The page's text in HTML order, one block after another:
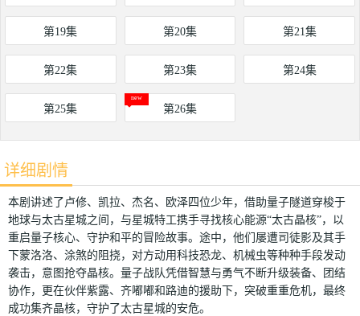
第19集 第20集 第21集
第22集 第23集 第24集
第25集 第26集
详细剧情
本剧讲述了卢修、凯拉、杰名、欧泽四位少年，借助量子隧道穿梭于
地球与太古星城之间，与星城特工携手寻找核心能源“太古晶核”，以
重启量子核心、守护和平的冒险故事。途中，他们屡遭司徒影及其手
下蒙洛洛、涂煞的阻挠，对方动用科技恐龙、机械虫等种种手段发动
袭击，意图抢夺晶核。量子战队凭借智慧与勇气不断升级装备、团结
协作，更在伙伴紫露、齐嘟嘟和路迪的援助下，突破重重危机，最终
成功集齐晶核，守护了太古星城的安危。